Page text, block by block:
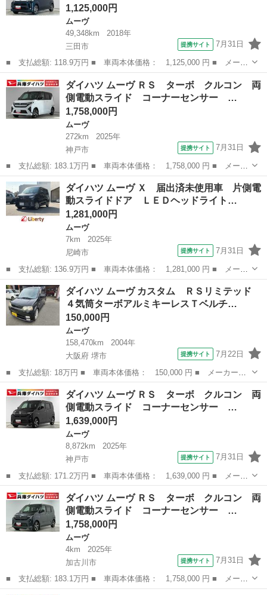
1,125,000円
ムーヴ
49,348km
2018年
三田市
提携サイト 7月31日
■ 支払総額: 118.9万円 ■ 車両本体価格： 1,125,000 円 ■ メーカ
ー名： ダイハツ ■ 車種名： ムーヴ ■ グレード名： カスタ
ム ＲＳ ハイパーリミテッドＳＡＩＩＩ ターボ ナビ １年保
証 ナビＴＶ...
兵庫 三田市 ムーヴ
ダイハツ ムーヴ ＲＳ ターボ クルコン 両
側電動スライド コーナーセンサー …
1,758,000円
ムーヴ
272km
2025年
神戸市
提携サイト 7月31日
■ 支払総額: 183.1万円 ■ 車両本体価格： 1,758,000 円 ■ メーカ
ー名： ダイハツ ■ 車種名： ムーヴ ■ グレード名： ＲＳ タ
ーボ クルコン 両側電動スライド コーナーセンサー 走行無制限
１年保証...
兵庫 神戸市 ムーヴ
ダイハツ ムーヴ Ｘ 届出済未使用車 片側電
動スライドドア ＬＥＤヘッドライト…
1,281,000円
ムーヴ
7km
2025年
尼崎市
提携サイト 7月31日
■ 支払総額: 136.9万円 ■ 車両本体価格： 1,281,000 円 ■ メーカ
ー名： ダイハツ ■ 車種名： ムーヴ ■ グレード名： Ｘ 届出
済未使用車 片側電動スライドドア ＬＥＤヘッドライト クリアラ
ンスソナ...
兵庫 尼崎市 ムーヴ
ダイハツ ムーヴ カスタム ＲＳリミテッド
４気筒ターボアルミキーレスＴベルチ…
150,000円
ムーヴ
158,470km
2004年
大阪府 堺市
提携サイト 7月22日
■ 支払総額: 18万円 ■ 車両本体価格： 150,000 円 ■ メーカー
名： ダイハツ ■ 車種名： ムーヴ ■ グレード名： カスタム
ＲＳリミテッド ４気筒ターボアルミキーレスＴベルチェーン ■ 排
気量： 660...
大阪 堺市 ムーヴ
ダイハツ ムーヴ ＲＳ ターボ クルコン 両
側電動スライド コーナーセンサー …
1,639,000円
ムーヴ
8,872km
2025年
神戸市
提携サイト 7月31日
■ 支払総額: 171.2万円 ■ 車両本体価格： 1,639,000 円 ■ メーカ
ー名： ダイハツ ■ 車種名： ムーヴ ■ グレード名： ＲＳ タ
ーボ クルコン 両側電動スライド コーナーセンサー 走行無制限
１年保証...
兵庫 神戸市 ムーヴ
ダイハツ ムーヴ ＲＳ ターボ クルコン 両
側電動スライド コーナーセンサー …
1,758,000円
ムーヴ
4km
2025年
加古川市
提携サイト 7月31日
■ 支払総額: 183.1万円 ■ 車両本体価格： 1,758,000 円 ■ メーカ
ー名： ダイハツ ■ 車種名： ムーヴ ■ グレード名： ＲＳ タ